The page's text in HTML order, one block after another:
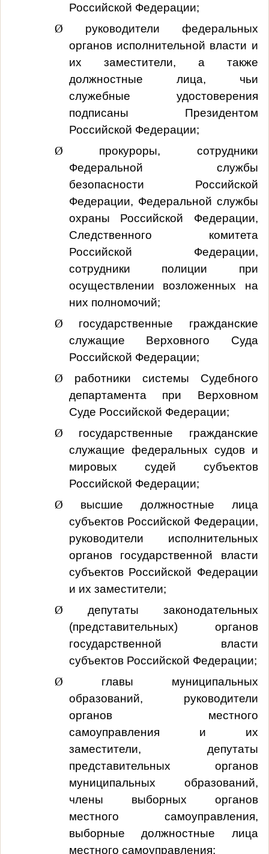
Российской Федерации;
Ø
руководители федеральных
органов исполнительной власти и
их заместители, а также
должностные лица, чьи
служебные удостоверения
подписаны Президентом
Российской Федерации;
Ø
прокуроры, сотрудники
Федеральной службы
безопасности Российской
Федерации, Федеральной службы
охраны Российской Федерации,
Следственного комитета
Российской Федерации,
сотрудники полиции при
осуществлении возложенных на
них полномочий;
Ø
государственные гражданские
служащие Верховного Суда
Российской Федерации;
Ø
работники системы Судебного
департамента при Верховном
Суде Российской Федерации;
Ø
государственные гражданские
служащие федеральных судов и
мировых судей субъектов
Российской Федерации;
Ø
высшие должностные лица
субъектов Российской Федерации,
руководители исполнительных
органов государственной власти
субъектов Российской Федерации
и их заместители;
Ø
депутаты законодательных
(представительных) органов
государственной власти
субъектов Российской Федерации;
Ø
главы муниципальных
образований, руководители
органов местного
самоуправления и их
заместители, депутаты
представительных органов
муниципальных образований,
члены выборных органов
местного самоуправления,
выборные должностные лица
местного самоуправления;